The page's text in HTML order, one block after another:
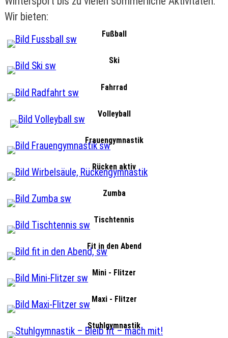
Wir bieten:
Fußball
Ski
Fahrrad
Volleyball
Frauengymnastik
Rücken aktiv
Zumba
Tischtennis
Fit in den Abend
Mini - Flitzer
Maxi - Flitzer
Stuhlgymnastik